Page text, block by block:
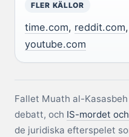
FLER KÄLLOR
time.com, reddit.com,
youtube.com
Fallet Muath al-
debatt, och IS-mordet
de juridiska efterspelet